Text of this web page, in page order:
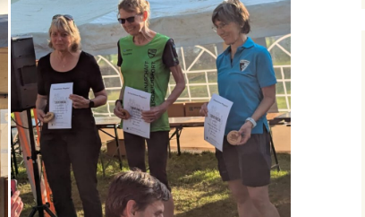
5km Plan
Impressionen 2019
2018